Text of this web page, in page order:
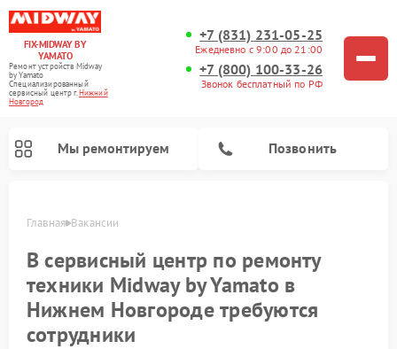
FIX-MIDWAY BY
YAMATO
Ремонт устройств Midway
by Yamato
Специализированный
cервисный центр г.Нижний
Новгород
+7 (831) 231-05-25
Ежедневно с 9:00 до 21:00
+7 (800) 100-33-26
Звонок бесплатный по РФ
Мы ремонтируем Позвонить
Главная Вакансии
В сервисный центр по ремонту
техники Midway by Yamato в
Нижнем Новгороде требуются
сотрудники